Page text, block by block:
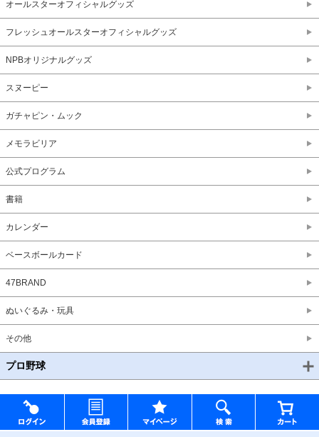
オールスターオフィシャルグッズ
フレッシュオールスターオフィシャルグッズ
NPBオリジナルグッズ
スヌーピー
ガチャピン・ムック
メモラビリア
公式プログラム
書籍
カレンダー
ベースボールカード
47BRAND
ぬいぐるみ・玩具
その他
プロ野球